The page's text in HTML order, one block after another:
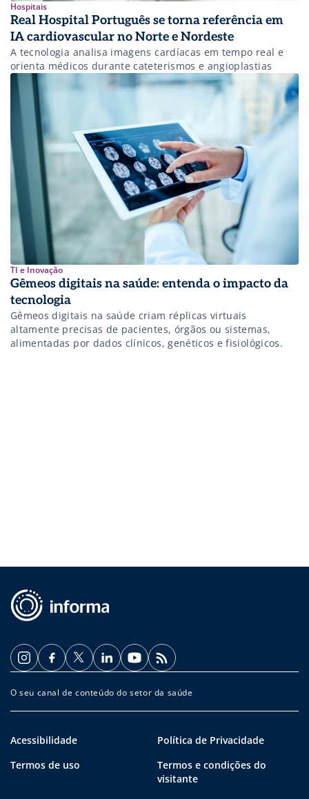
Hospitais
Real Hospital Português se torna referência em
IA cardiovascular no Norte e Nordeste
A tecnologia analisa imagens cardíacas em tempo real e
orienta médicos durante cateterismos e angioplastias
TI e Inovação
Gêmeos digitais na saúde: entenda o impacto da
tecnologia
Gêmeos digitais na saúde criam réplicas virtuais
altamente precisas de pacientes, órgãos ou sistemas,
alimentadas por dados clínicos, genéticos e fisiológicos.
O seu canal de conteúdo do setor da saúde
Acessibilidade
Política de Privacidade
Termos de uso
Termos e condições do
visitante